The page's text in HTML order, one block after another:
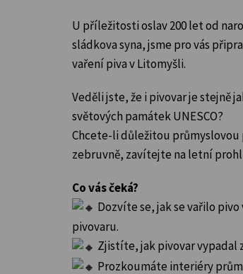
U příležitosti oslav 200 let od
sládkova syna, jsme pro vás
vaření piva v Litomyšli.
Veděli jste, že i pivovar je stejně
světových památek UNESCO?
Chcete-li důležitou průmyslovou
zebruvně, zavítejte na letní
Co vás čeká?
Dozvíte se, jak se vařilo
pivovaru.
Zjistíte, jak pivovar vypadal
Prozkoumáte interiéry